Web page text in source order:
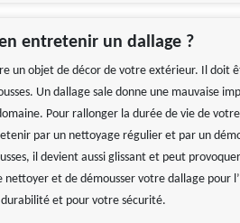
entretenir un dallage ?
un objet de décor de votre extérieur. Il doit
Un dallage sale donne une mauvaise
Pour rallonger la durée de vie de
par un nettoyage régulier et par un
il devient aussi glissant et peut
et de démousser votre dallage pour
et pour votre sécurité.